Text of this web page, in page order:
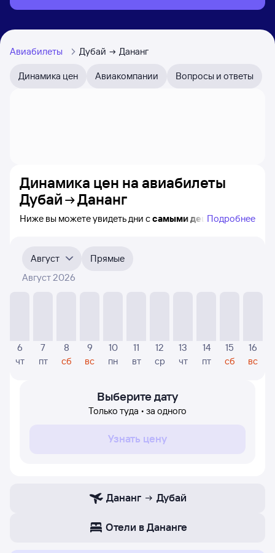
Авиабилеты Дубай Дананг
Динамика цен Авиакомпании Вопросы и ответы
Динамика цен на авиабилеты
Дубай
Дананг
Ниже вы можете увидеть дни ссамыми дешёвыми
Выберите дату, перейдите по клику к поиску билетов
на самолёт и просмотру
Если никто не искал авиабилетов по маршруту
Дубай — Дананг, то цены могут отсутствовать частично
или полностью. В этом случае заполните форму поиска
Подробнее
Август
Прямые
Август 2026
6
чт
7
пт
8
сб
9
вс
10
пн
11
вт
12
ср
13
чт
14
пт
15
сб
16
вс
Выберите дату
Только туда • за одного
Узнать цену
Дананг Дубай
Отели в Дананге